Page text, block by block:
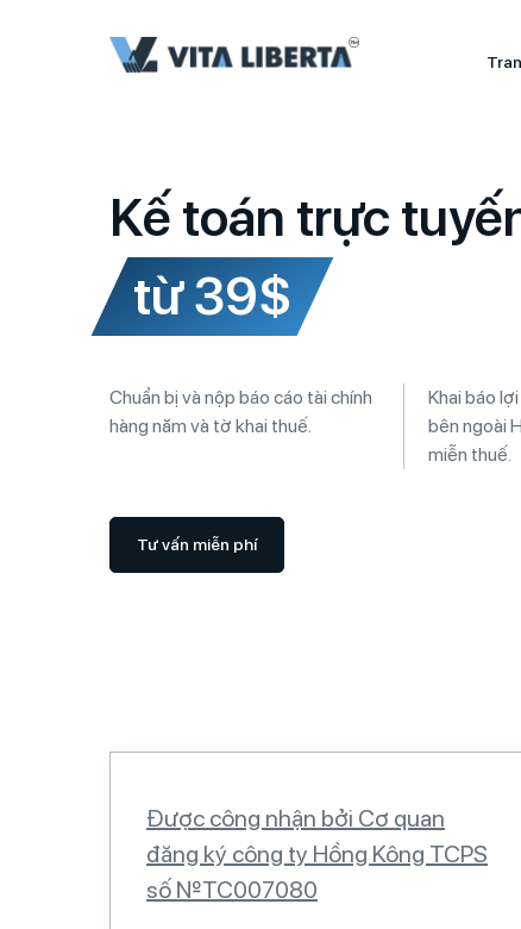
Kế toán trực
từ 39$
Chuẩn bị và nộp báo cáo tài chính
hàng năm và tờ khai thuế.
Khai báo
bên ngoài
miễn thuế.
Tư vấn miễn phí
Được công nhận bởi Cơ quan
đăng ký công ty Hồng Kông TCPS
số №TC007080